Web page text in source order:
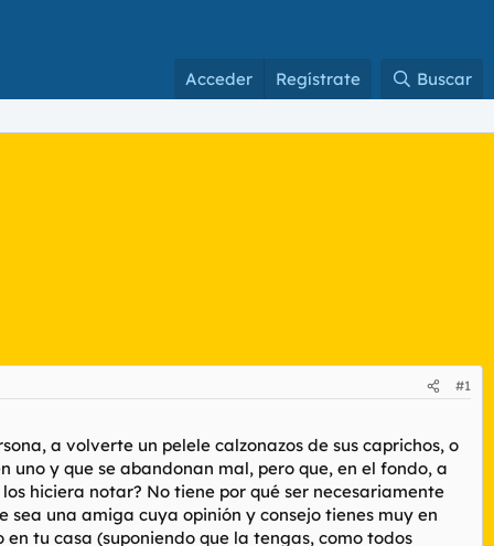
Acceder Regístrate Buscar
#1
a volverte un pelele calzonazos de sus caprichos, o
y que se abandonan mal, pero que, en el fondo, a
hiciera notar? No tiene por qué ser necesariamente
sea una amiga cuya opinión y consejo tienes muy en
tu casa (suponiendo que la tengas, como todos